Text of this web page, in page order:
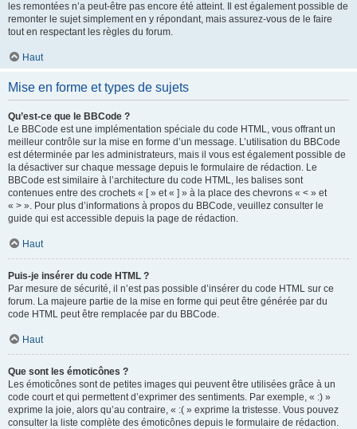
les remontées n’a peut-être pas encore été atteint. Il est également possible de
remonter le sujet simplement en y répondant, mais assurez-vous de le faire
tout en respectant les règles du forum.
Haut
Mise en forme et types de sujets
Qu’est-ce que le BBCode ?
Le BBCode est une implémentation spéciale du code HTML, vous offrant un
meilleur contrôle sur la mise en forme d’un message. L’utilisation du BBCode
est déterminée par les administrateurs, mais il vous est également possible de
la désactiver sur chaque message depuis le formulaire de rédaction. Le
BBCode est similaire à l’architecture du code HTML, les balises sont
contenues entre des crochets « [ » et « ] » à la place des chevrons « < » et
« > ». Pour plus d’informations à propos du BBCode, veuillez consulter le
guide qui est accessible depuis la page de rédaction.
Haut
Puis-je insérer du code HTML ?
Par mesure de sécurité, il n’est pas possible d’insérer du code HTML sur ce
forum. La majeure partie de la mise en forme qui peut être générée par du
code HTML peut être remplacée par du BBCode.
Haut
Que sont les émoticônes ?
Les émoticônes sont de petites images qui peuvent être utilisées grâce à un
code court et qui permettent d’exprimer des sentiments. Par exemple, « :) »
exprime la joie, alors qu’au contraire, « :( » exprime la tristesse. Vous pouvez
consulter la liste complète des émoticônes depuis le formulaire de rédaction.